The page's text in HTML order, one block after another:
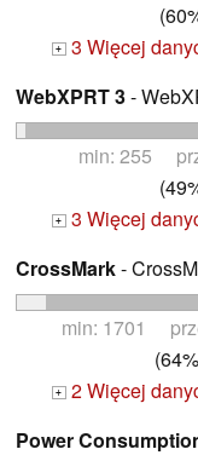
+ 3 Więcej
WebXPRT 3-
min: 255
+ 3 Więcej
CrossMark-
min: 1701
+ 2 Więcej
Power